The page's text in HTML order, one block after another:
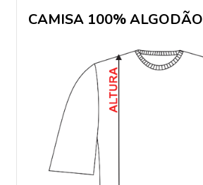
CAMISA 100% ALGODÃO